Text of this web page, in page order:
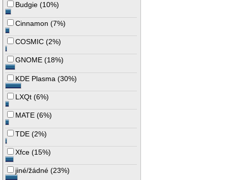
Budgie (10%)
Cinnamon (7%)
COSMIC (2%)
GNOME (18%)
KDE Plasma (30%)
LXQt (6%)
MATE (6%)
TDE (2%)
Xfce (15%)
jiné/žádné (23%)